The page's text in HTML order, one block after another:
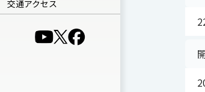
交通アクセス
（別ウインドウで開きます）
（別ウインドウで開きます）
（別ウインドウで開きます）